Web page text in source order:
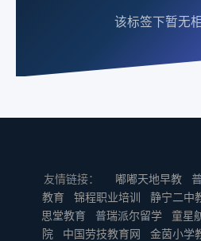
该标签下暂无
友情链接： 嘟嘟天地早教
教育
锦程职业培训 静宁二中
思堂教育
普瑞派尔留学 童星
院
中国劳技教育网 金茵小学